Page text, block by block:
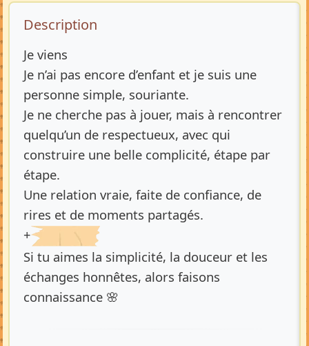
Description de l’annonce
Description
Je viens
Je n’ai pas encore d’enfant et je suis une
personne simple, souriante.
Je ne cherche pas à jouer, mais à rencontrer
quelqu’un de respectueux, avec qui
construire une belle complicité, étape par
étape.
Une relation vraie, faite de confiance, de
rires et de moments partagés.
+
Si tu aimes la simplicité, la douceur et les
échanges honnêtes, alors faisons
connaissance 🌸